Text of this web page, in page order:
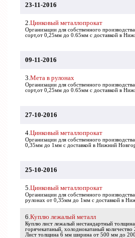
23-11-2016
2.Цинковый металлопрокат
Организации для собственного
cорт,от 0,25мм до 0.65мм с доставкой в
09-11-2016
3.Мета в рулонах
Организации для собственного
cорт,от 0,25мм до 0.65мм с доставкой в
27-10-2016
4.Цинковый металлопрокат
Организации для собственного
0,35мм до 1мм с доставкой в Нижний
25-10-2016
5.Цинковый металлопрокат
Организации для собственного
рулонах от 0,35мм до 1мм с доставкой в
6.Куплю лежалый металл
Куплю лист лежалый нестандартный
горячекатаный, холоднокатаный количество
Лист толщина 6 мм ширина от 500 мм до